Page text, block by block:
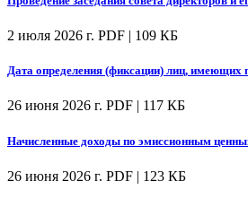
2 июля 2026 г. PDF | 109 КБ
Дата определения (фиксации) лиц, имеющих
26 июня 2026 г. PDF | 117 КБ
Начисленные доходы по эмиссионным
26 июня 2026 г. PDF | 123 КБ